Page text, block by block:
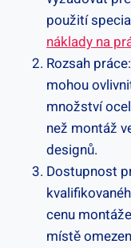
použití
náklady na
Rozsah
mohou
množství
než montáž
designů.
Dostupnost
cenu
místě